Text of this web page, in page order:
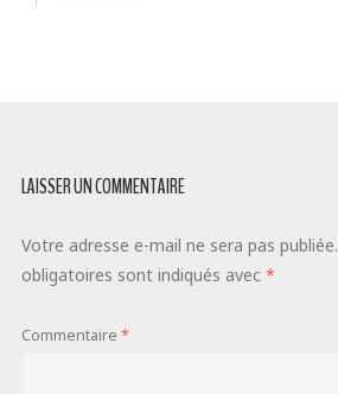
LAISSER UN COMMENTAIRE
Votre adresse e-mail ne sera pas publiée.
obligatoires sont indiqués avec *
Commentaire *